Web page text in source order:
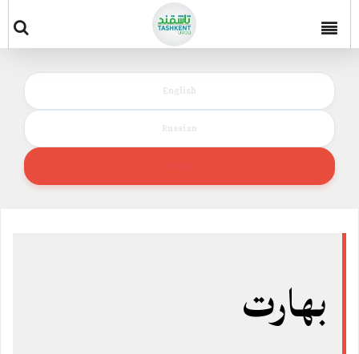
بھارت